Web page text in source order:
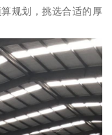
规划，挑选合适的厚